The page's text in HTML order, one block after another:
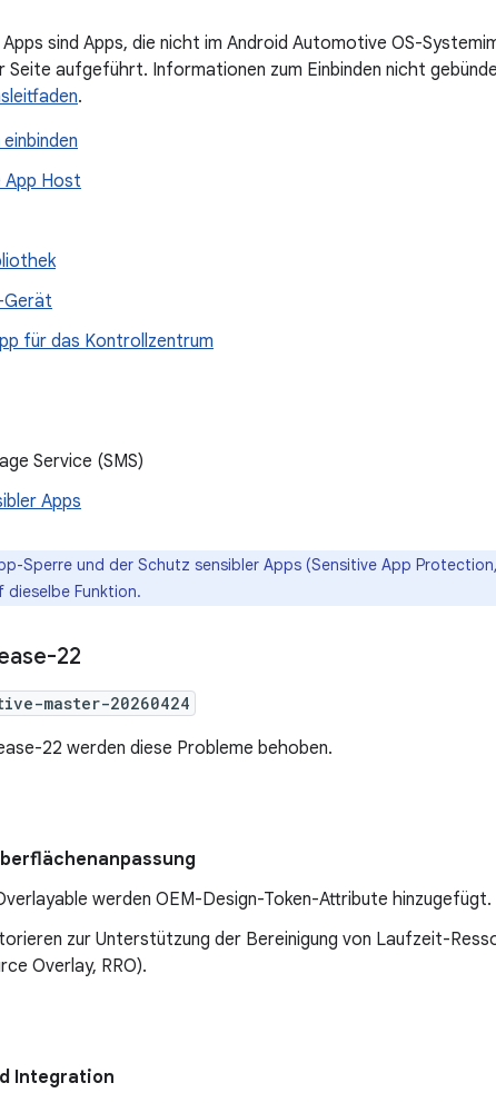
sind Apps, die nicht im Android Automotive OS-
Seite aufgeführt. Informationen zum Einbinden nicht
.
Host
Gerät
für das Kontrollzentrum
Service (SMS)
Apps
Sperre und der Schutz sensibler Apps (Sensitive App
dieselbe Funktion.
22
master-20260424
22 werden diese Probleme behoben.
werden OEM-Design-Token-Attribute hinzugefügt.
zur Unterstützung der Bereinigung von Laufzeit-
Overlay, RRO).
Integration